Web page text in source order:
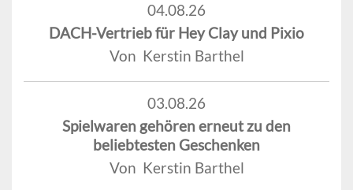
04.08.26
DACH-Vertrieb für Hey Clay und Pixio
Von Kerstin Barthel
03.08.26
Spielwaren gehören erneut zu den
beliebtesten Geschenken
Von Kerstin Barthel